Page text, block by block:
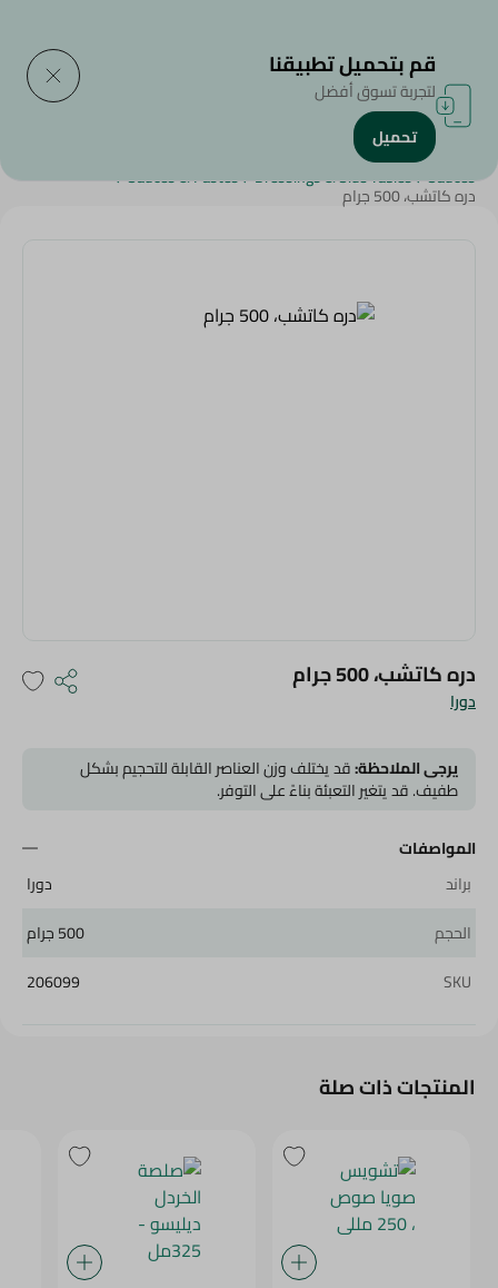
الرئيسية/منتجات البقالة
Sauces
/
Dressings & Side Tables
/
Sauces & Pastes
/
دره كاتشب، 500 جرام
دورا
دره كاتشب، 500 جرام
يرجى الملاحظة:قد يختلف وزن العناصر القابلة للتحجيم بشكل
طفيف. قد يتغير التعبئة بناءً على التوفر.
المواصفات
براند
دورا
الحجم
500 جرام
SKU
206099
المنتجات ذات صلة
قم بتحميل تطبيقنا
لتجربة تسوق أفضل
تحميل